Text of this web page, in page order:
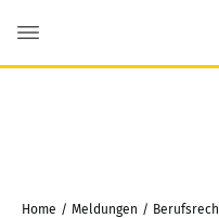
Home / Meldungen /